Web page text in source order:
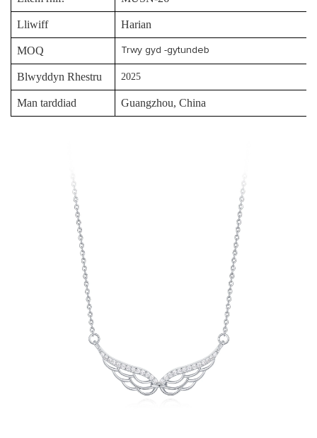
Lliwiff Harian
MOQ Trwy gyd -gytundeb
Blwyddyn Rhestru 2025
Man tarddiad Guangzhou, China